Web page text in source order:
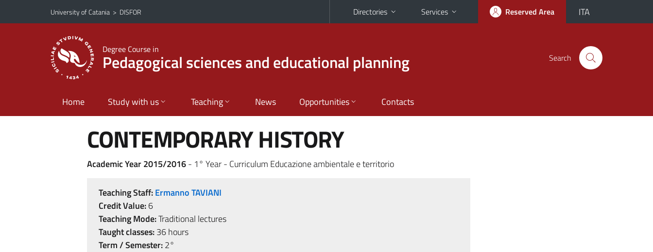
Go to main content
Go to navigation menu
University of Catania > DISFOR Directories Services Reserved Area ITA
Degree Course in
Pedagogical sciences and educational planning Search
Home Study with us Teaching News Opportunities Contacts
CONTEMPORARY HISTORY
Academic Year 2015/2016- 1° Year - Curriculum Educazione ambientale e territorio
Teaching Staff:Ermanno TAVIANI
Credit Value:6
Teaching Mode:Traditional lectures
Taught classes:36 hours
Term / Semester:2°